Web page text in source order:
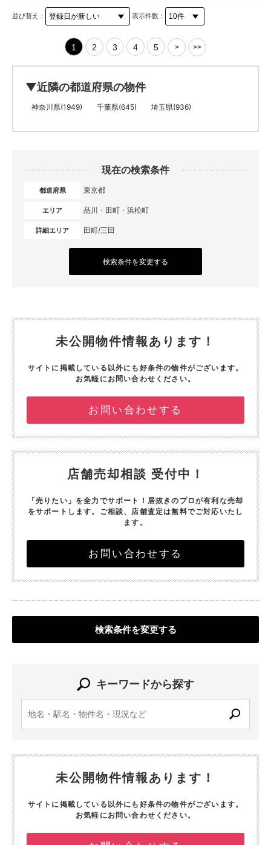
並び替え： 表示件数：
1 2 3 4 5 > >>
▼近隣の都道府県の物件
神奈川県(1949) 千葉県(645) 埼玉県(936)
現在の検索条件
都道府県 東京都
エリア 品川・田町・浜松町
詳細エリア 田町/三田
検索条件を変更する
未公開物件情報あります！
サイトに掲載している以外にも好条件の物件がございます。
お気軽にお問い合わせください。
お問い合わせする
店舗売却相談 受付中！
「売りたい」を全力でサポート！ 居抜きのプロが有利な売却
をサポートします。 ご相談、店舗査定は無料でご対応いたし
ます。
お問い合わせする
検索条件を変更する
キーワードから探す
未公開物件情報あります！
サイトに掲載している以外にも好条件の物件がございます。
お気軽にお問い合わせください。